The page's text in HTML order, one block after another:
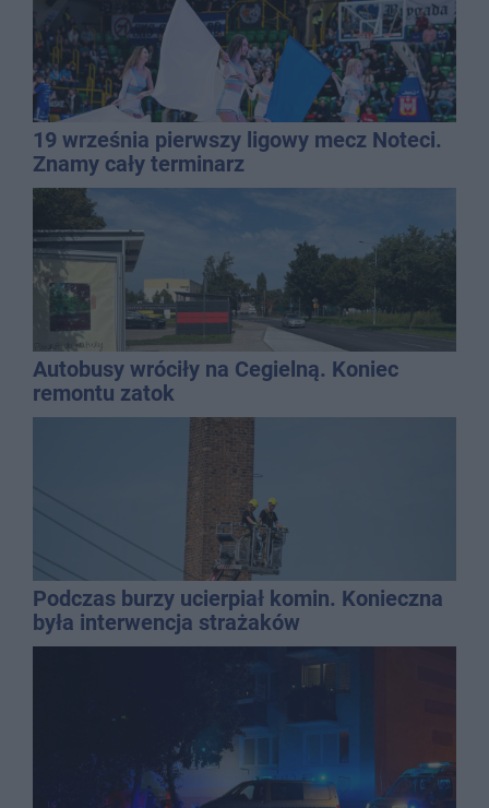
19 września pierwszy ligowy mecz Noteci.
Znamy cały terminarz
Autobusy wróciły na Cegielną. Koniec
remontu zatok
Podczas burzy ucierpiał komin. Konieczna
była interwencja strażaków